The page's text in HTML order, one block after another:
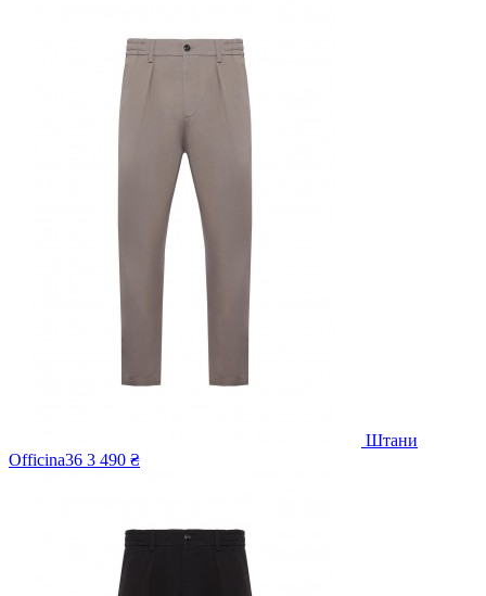
Штани
Officina36 3 490 ₴